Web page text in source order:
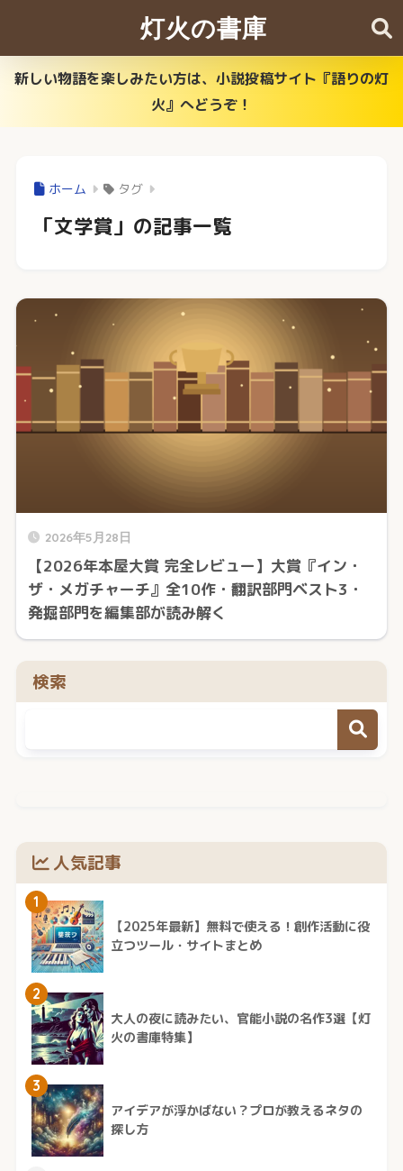
灯火の書庫
新しい物語を楽しみたい方は、小説投稿サイト『語りの灯
火』へどうぞ！
ホーム タグ
「文学賞」の記事一覧
2026年5月28日
【2026年本屋大賞 完全レビュー】大賞『イン・
ザ・メガチャーチ』全10作・翻訳部門ベスト3・
発掘部門を編集部が読み解く
検索
人気記事
1
【2025年最新】無料で使える！創作活動に役
立つツール・サイトまとめ
2
大人の夜に読みたい、官能小説の名作3選【灯
火の書庫特集】
3
アイデアが浮かばない？プロが教えるネタの
探し方